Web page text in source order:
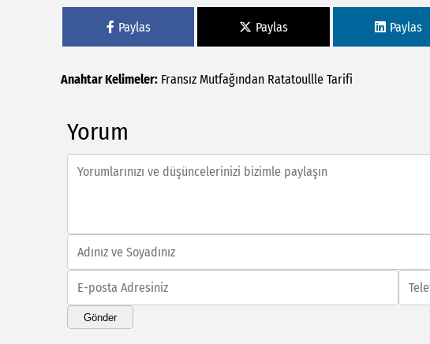
Paylas Paylas Paylas
Anahtar Kelimeler: Fransız Mutfağından Ratatoullle Tarifi
Yorum
Gönder